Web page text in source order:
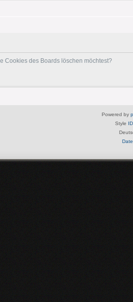
Cookies des Boards löschen möchtest?
Powered by
Style